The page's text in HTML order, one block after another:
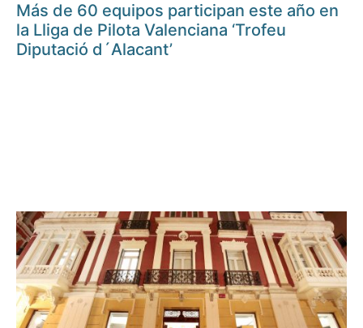
Más de 60 equipos participan este año en
la Lliga de Pilota Valenciana ‘Trofeu
Diputació d´Alacant’